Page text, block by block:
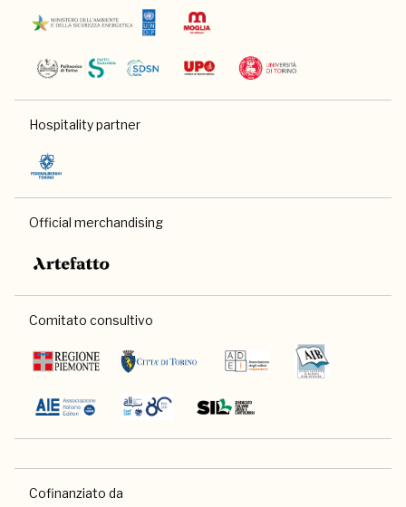
Hospitality partner
Official merchandising
Comitato consultivo
Cofinanziato da